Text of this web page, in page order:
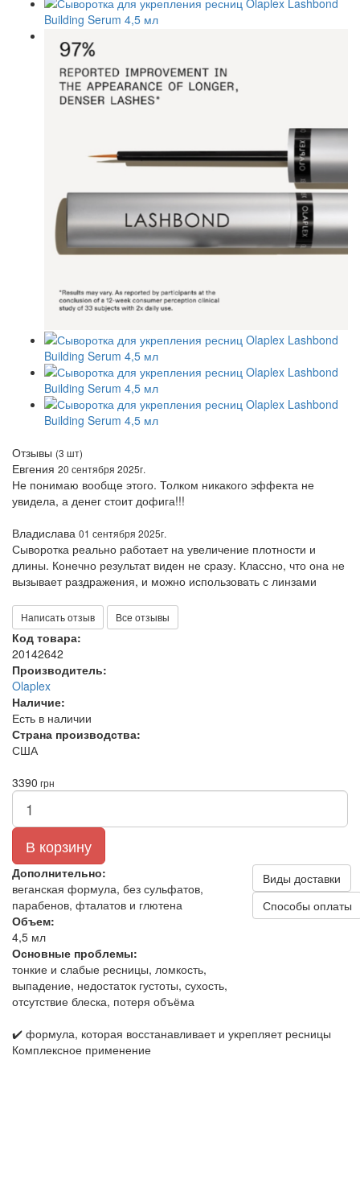
Отзывы (3 шт)
Евгения 20 сентября 2025г.
Не понимаю вообще этого. Толком никакого эффекта не
увидела, а денег стоит дофига!!!
Владислава 01 сентября 2025г.
Сыворотка реально работает на увеличение плотности и
длины. Конечно результат виден не сразу. Классно, что она не
вызывает раздражения, и можно использовать с линзами
Написать отзыв Все отзывы
Код товара:
20142642
Производитель:
Olaplex
Наличие:
Есть в наличии
Страна производства:
США
3390 грн
В корзину
Дополнительно:
веганская формула, без сульфатов,
парабенов, фталатов и глютена
Объем:
4,5 мл
Основные проблемы:
тонкие и слабые ресницы, ломкость,
выпадение, недостаток густоты, сухость,
отсутствие блеска, потеря объёма
Виды доставки
Способы оплаты
✔️ формула, которая восстанавливает и укрепляет ресницы
Комплексное применение